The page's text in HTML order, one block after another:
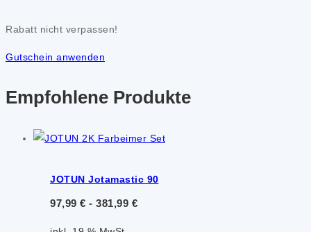
Rabatt nicht verpassen!
Gutschein anwenden
Empfohlene Produkte
JOTUN Jotamastic 90
97,99 € - 381,99 €